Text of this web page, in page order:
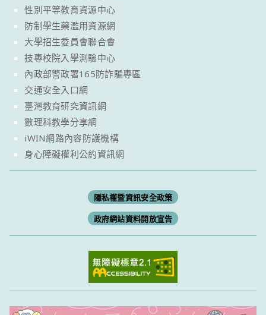
性別平等教育資源中心
防制學生藥濫用資源網
大學招生委員會聯合會
技專校院入學測驗中心
內政部警政署165防詐騙專區
交通安全入口網
臺灣教育研究資訊網
數理科教學分享網
iWIN網路內容防護機構
身心障礙權利公約資訊網
隱私權暨資訊安全政策
政府網站資料開放宣告